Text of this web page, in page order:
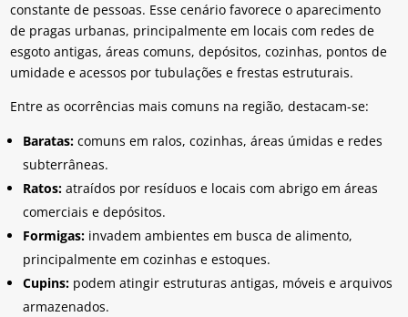
constante de pessoas. Esse cenário favorece o aparecimento
de pragas urbanas, principalmente em locais com redes de
esgoto antigas, áreas comuns, depósitos, cozinhas, pontos de
umidade e acessos por tubulações e frestas estruturais.
Entre as ocorrências mais comuns na região, destacam-se:
Baratas: comuns em ralos, cozinhas, áreas úmidas e redes
subterrâneas.
Ratos: atraídos por resíduos e locais com abrigo em áreas
comerciais e depósitos.
Formigas: invadem ambientes em busca de alimento,
principalmente em cozinhas e estoques.
Cupins: podem atingir estruturas antigas, móveis e arquivos
armazenados.